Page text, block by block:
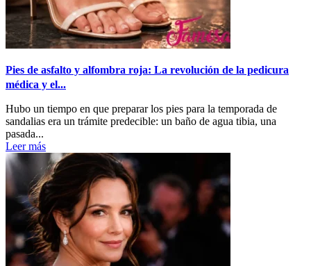
Pies de asfalto y alfombra roja: La revolución de la pedicura
médica y el...
Hubo un tiempo en que preparar los pies para la temporada de
sandalias era un trámite predecible: un baño de agua tibia, una
pasada...
Leer más